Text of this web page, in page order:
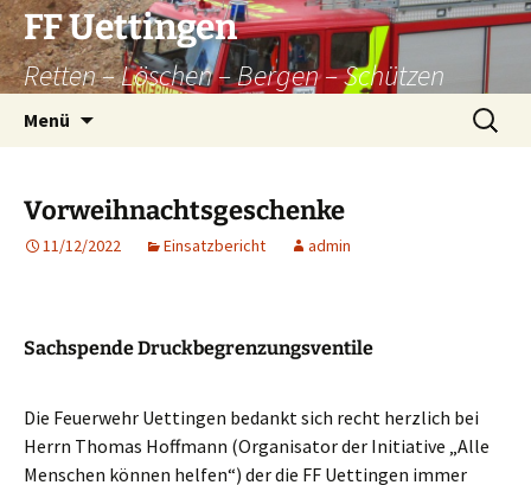
Zum
Inhalt
springen
FF Uettingen
Retten – Löschen – Bergen – Schützen
Menü
Suchen
nach:
Vorweihnachtsgeschenke
11/12/2022 Einsatzbericht admin
Sachspende Druckbegrenzungsventile
Die Feuerwehr Uettingen bedankt sich recht herzlich bei
Herrn Thomas Hoffmann (Organisator der Initiative „Alle
Menschen können helfen“) der die FF Uettingen immer